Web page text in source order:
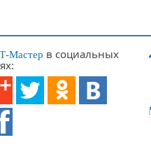
Мастер в социальных